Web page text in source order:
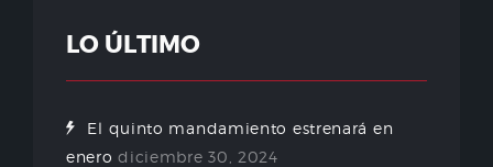
LO ÚLTIMO
El quinto mandamiento estrenará en
enero diciembre 30, 2024